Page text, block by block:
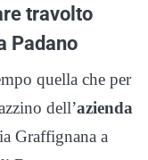
travolto
Padano
quella che per
dell’azienda
Graffignana a